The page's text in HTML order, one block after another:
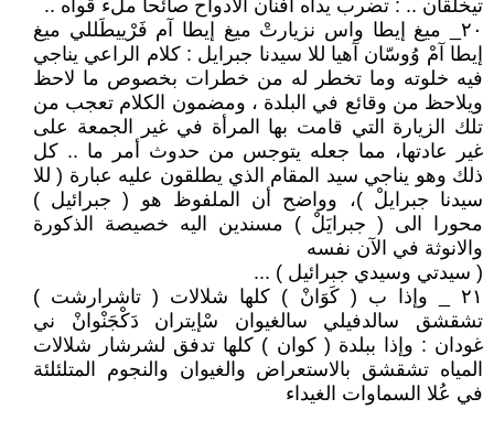
تيخلقان .. : تضرب يداه أفنان الادواح صائحا ملء قواه ..
٢٠_ ميغ إيطا واس نزيارتْ ميغ إيطا آم فَرْييطَللي ميغ
إيطا آمْ وُوسّان آهيا للا سيدنا جبرايل : كلام الراعي يناجي
فيه خلوته وما تخطر له من خطرات بخصوص ما لاحظ
ويلاحظ من وقائع في البلدة ، ومضمون الكلام تعجب من
تلك الزيارة التي قامت بها المرأة في غير الجمعة على
غير عادتها، مما جعله يتوجس من حدوث أمر ما .. كل
ذلك وهو يناجي سيد المقام الذي يطلقون عليه عبارة ( للا
سيدنا جبرايلْ )، وواضح أن الملفوظ هو ( جبرائيل )
محورا الى ( جبرايَلْ ) مسندين اليه خصيصة الذكورة
والانوثة في الآن نفسه
( سيدتي وسيدي جبرائيل ) ...
٢١ _ وإذا ب ( كَوَانْ ) كلها شلالات ( تاشرارشت )
تشقشق سالدفيلي سالغيوان سْإيتران دَكْجَنْوانْ ني
غودان : وإذا ببلدة ( كوان ) كلها تدفق لشرشار شلالات
المياه تشقشق بالاستعراض والغيوان والنجوم المتلئلئة
في عُلا السماوات الغيداء